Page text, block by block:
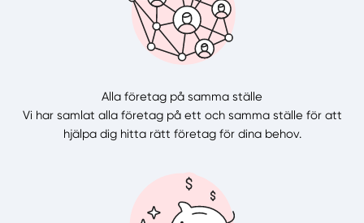
Alla företag på samma ställe
Vi har samlat alla företag på ett och samma ställe för att
hjälpa dig hitta rätt företag för dina behov.